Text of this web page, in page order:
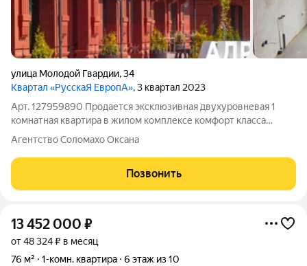
улица Молодой Гвардии,34
Квартал «РусскаЯ ЕвропА», 3 квартал 2023
Арт. 127959890 Продается эксклюзивная двухуровневая 1
комнатная квартира в жилом комплексе комфорт класса
«Адрес Счастья». Квартира расположена на 9 этаже 10-ти
Планировка квартиры функциональна и
Агентство Соломахо Оксана
Позвонить
13 452 000 ₽
от 48 324 ₽ в месяц
76 м²
1-комн. квартира 6 этаж из 10